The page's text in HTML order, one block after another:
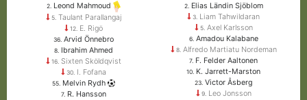
2. Leond Mahmoud
5.Taulant Parallangaj
12. E. Rigö
36. Arvid Önnebro
8. Ibrahim Ahmed
16. Sixten Sköldqvist
30. I. Fofana
55. Melvin Rydh
7. R. Hansson
2.Elias Ländin Sjöblom
3. Liam Tahwildaran
5.Axel Karlsson
6.Amadou Kalabane
8.Alfredo Martiatu Nordeman
7. F. Felder Aaltonen
10. K. Jarrett-Marston
23.Victor Åsberg
9.Leo Jonsson